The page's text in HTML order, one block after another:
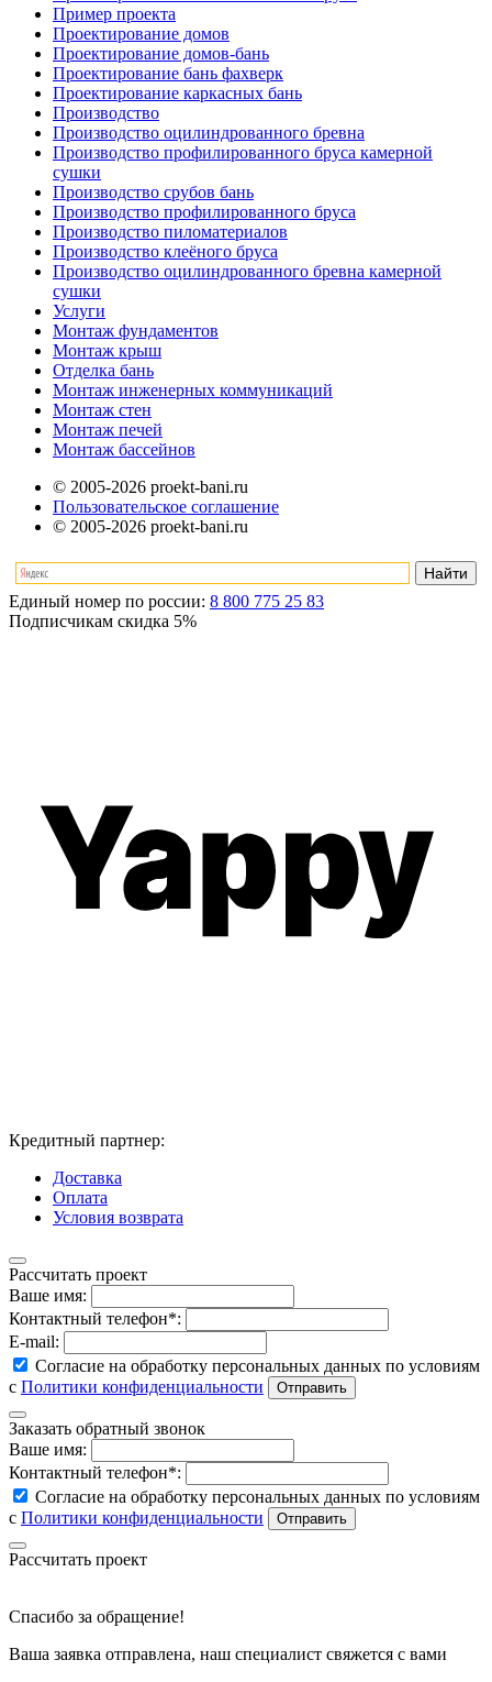
Пример проекта
Проектирование домов
Проектирование домов-бань
Проектирование бань фахверк
Проектирование каркасных бань
Производство
Производство оцилиндрованного бревна
Производство профилированного бруса камерной
сушки
Производство срубов бань
Производство профилированного бруса
Производство пиломатериалов
Производство клеёного бруса
Производство оцилиндрованного бревна камерной
сушки
Услуги
Монтаж фундаментов
Монтаж крыш
Отделка бань
Монтаж инженерных коммуникаций
Монтаж стен
Монтаж печей
Монтаж бассейнов
© 2005-2026 proekt-bani.ru
Пользовательское соглашение
© 2005-2026 proekt-bani.ru
Единый номер по россии: 8 800 775 25 83
Подписчикам скидка 5%
Кредитный партнер:
Доставка
Оплата
Условия возврата
Рассчитать проект
Ваше имя:
Контактный телефон*:
E-mail:
Согласие на обработку персональных данных по условиям
с Политики конфиденциальности
Заказать обратный звонок
Ваше имя:
Контактный телефон*:
Согласие на обработку персональных данных по условиям
с Политики конфиденциальности
Рассчитать проект
Спасибо за обращение!
Ваша заявка отправлена, наш специалист свяжется с вами